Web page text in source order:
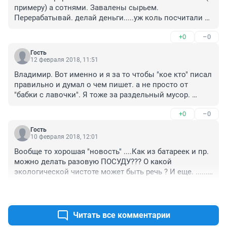
примеру) а сотнями. Завалены сырьем.
Перерабатывай. делай деньги.....уж коль посчитали
+0 –0
Гость
12 февраля 2018, 11:51
Владимир. Вот именно и я за то чтобы "кое кто" писал
правильно и думал о чем пишет. а не просто от
"бабки с лавочки". Я тоже за раздельный мусор.
большой контейнер и каком разделе может быть
речь. батарейки действительно штучно и носит их в
кармане для сдачи (а вдруг еще потекут. да еще за
практически все сжигаю в печи .но за каждого члена
семьи плачу как за тн.. Много старой электронной и
бытовой техники.Обзвонил все телефоны по сайтам.
бесплатно.Они с этой переработки делают деньги.
иначе бы не принимали. а нам за спасибо. Поэтому
+0 –0
Гость
10 февраля 2018, 12:01
Вообще то хорошая "новость" ....Как из батареек и пр.
можно делать разовую ПОСУДУ??? О какой
экологической чистоте может быть речь ? И еще. ......в
Читать все комментарии